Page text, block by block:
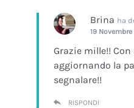
Brina ha
19
Grazie mille!!
aggiornando la
segnalare!!
RISPONDI